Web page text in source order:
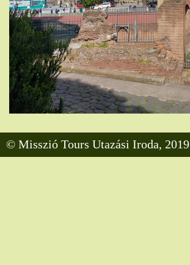
© Misszió Tours Utazási Iroda, 2019